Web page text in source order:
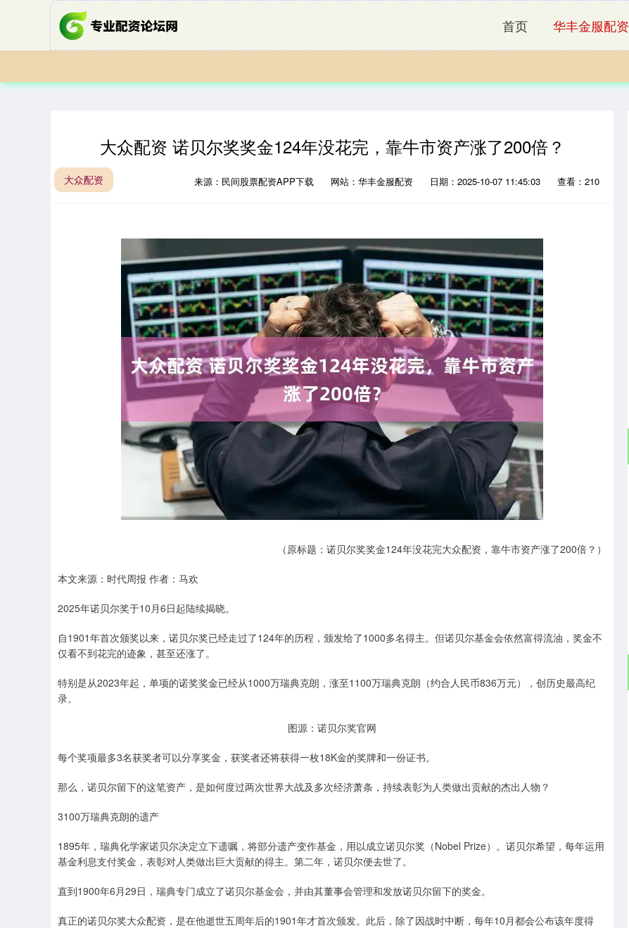
首页 华丰金服配资
大众配资 诺贝尔奖奖金124年没花完，靠牛市资产涨了200倍？
大众配资 来源：民间股票配资APP下载 网站：华丰金服配资 日期：2025-10-07 11:45:03 查看：210
（原标题：诺贝尔奖奖金124年没花完大众配资，靠牛市资产涨了200倍？）
本文来源：时代周报 作者：马欢
2025年诺贝尔奖于10月6日起陆续揭晓。
自1901年首次颁奖以来，诺贝尔奖已经走过了124年的历程，颁发给了1000多名得主。但诺贝尔基金会依然富得流油，奖金不
仅看不到花完的迹象，甚至还涨了。
特别是从2023年起，单项的诺奖奖金已经从1000万瑞典克朗，涨至1100万瑞典克朗（约合人民币836万元），创历史最高纪
录。
图源：诺贝尔奖官网
每个奖项最多3名获奖者可以分享奖金，获奖者还将获得一枚18K金的奖牌和一份证书。
那么，诺贝尔留下的这笔资产，是如何度过两次世界大战及多次经济萧条，持续表彰为人类做出贡献的杰出人物？
3100万瑞典克朗的遗产
1895年，瑞典化学家诺贝尔决定立下遗嘱，将部分遗产变作基金，用以成立诺贝尔奖（Nobel Prize）。诺贝尔希望，每年运用
基金利息支付奖金，表彰对人类做出巨大贡献的得主。第二年，诺贝尔便去世了。
直到1900年6月29日，瑞典专门成立了诺贝尔基金会，并由其董事会管理和发放诺贝尔留下的奖金。
真正的诺贝尔奖大众配资，是在他逝世五周年后的1901年才首次颁发。此后，除了因战时中断，每年10月都会公布该年度得
深证成指 14311.01 沪深300 4694.44 43.13